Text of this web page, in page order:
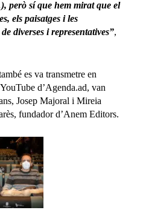
però sí que hem mirat que el
els paisatges i les
diverses i representatives”,
es va transmetre en
d’Agenda.ad, van
Josep Majoral i Mireia
fundador d’Anem Editors.